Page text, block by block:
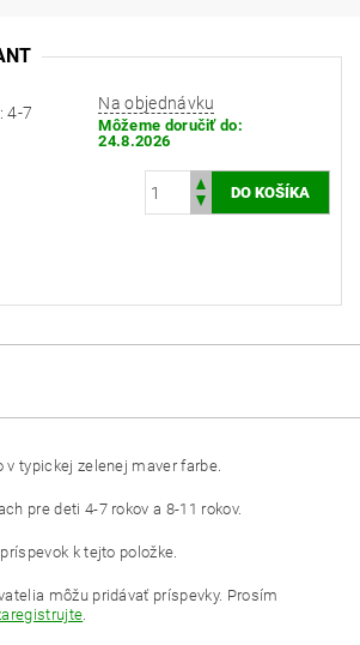
4-7
Na objednávku
Môžeme doručiť do:
24.8.2026
v typickej zelenej maver farbe.
pre deti 4-7 rokov a 8-11 rokov.
k tejto položke.
môžu pridávať príspevky. Prosím
.